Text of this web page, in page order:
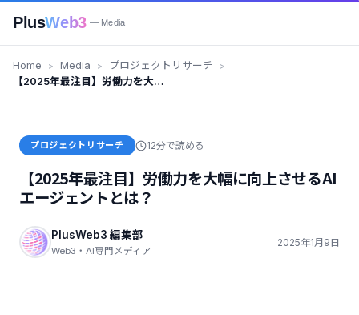
PlusWeb3 — Media
Home Media
プロジェクトリサーチ
【2025年最注目】労働力を大幅
プロジェクトリサーチ 12分で読める
【2025年最注目】労働力を大幅に向上させるAI
エージェントとは？
PlusWeb3 編集部
Web3・AI専門メディア
2025年1月9日